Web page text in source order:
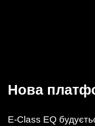
Нова
E-Class EQ